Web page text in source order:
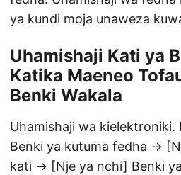
ya kundi moja unaweza
Uhamishaji Kati ya
Katika Maeneo
Benki Wakala
Uhamishaji wa
Benki ya kutuma fedha →
kati → [Nje ya nchi] Benki